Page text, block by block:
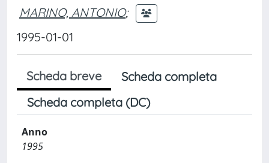
MARINO, ANTONIO;
1995-01-01
Scheda breve
Scheda completa
Scheda completa (DC)
Anno
1995